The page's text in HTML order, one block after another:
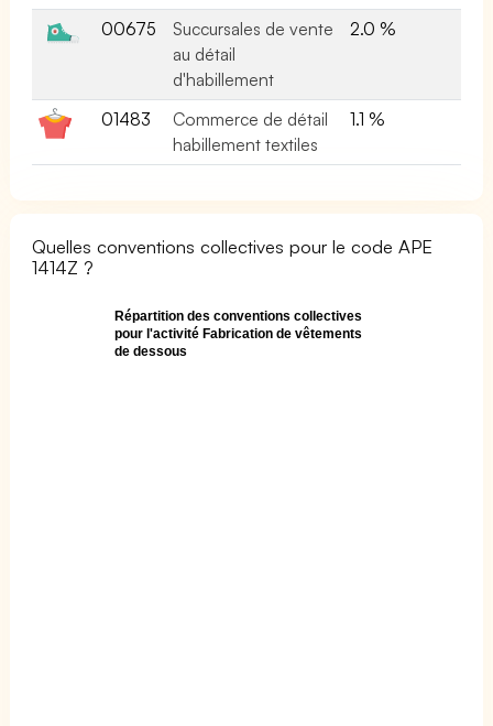
00675
Succursales de vente
au détail
d'habillement
2.0 %
01483
Commerce de détail
habillement textiles
1.1 %
Quelles conventions collectives pour le code APE
1414Z ?
Répartition des conventions collectives
pour l'activité Fabrication de vêtements
de dessous